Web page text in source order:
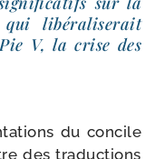
libé­ra­li­se­rait
V, la crise des
du concile
des tra­duc­tions